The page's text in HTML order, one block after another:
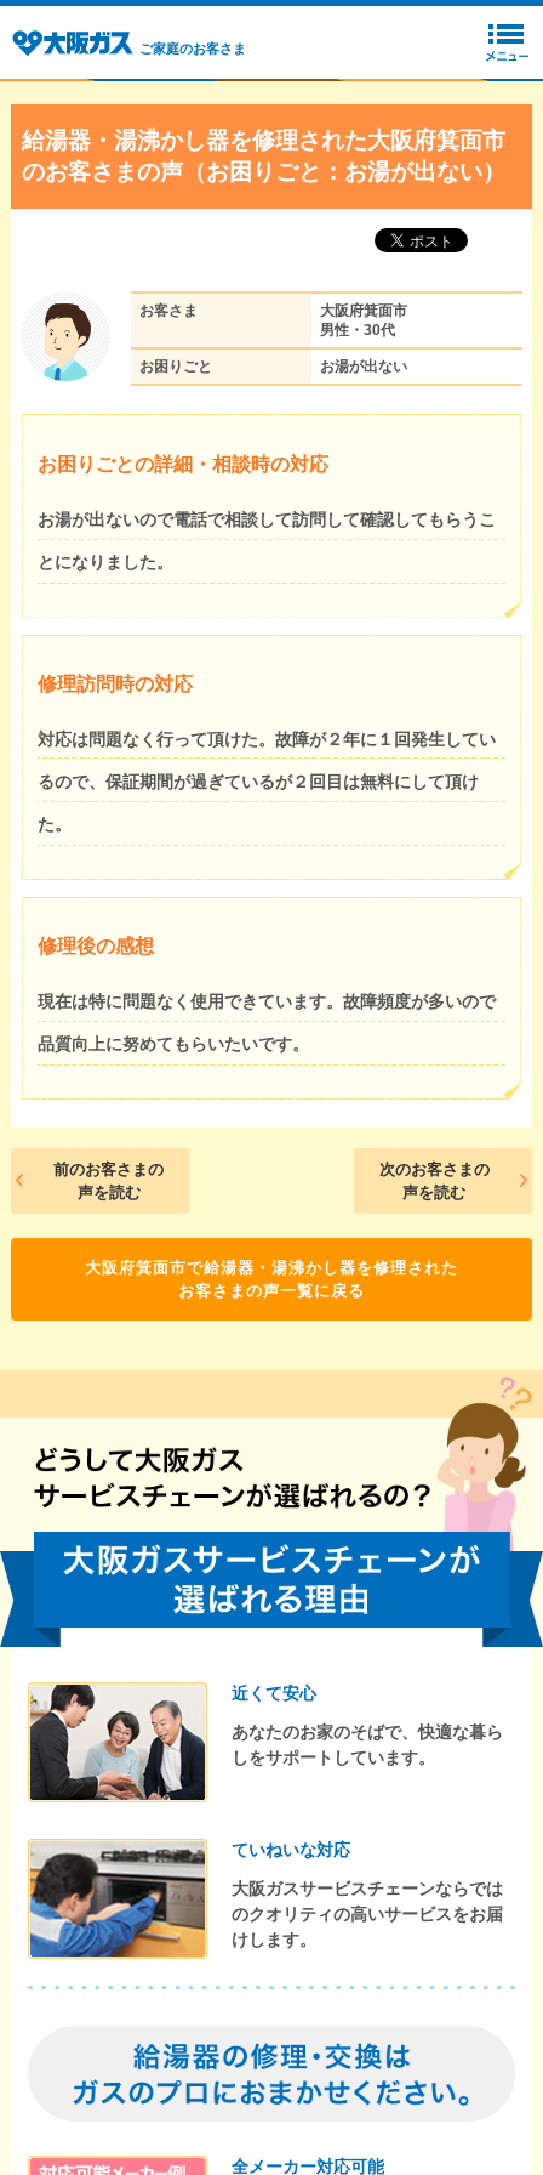
ご家庭のお客さま
給湯器・湯沸かし器を修理された大阪府箕面市
のお客さまの声（お困りごと：お湯が出ない）
お客さま
大阪府箕面市
男性・30代
お困りごと お湯が出ない
お困りごとの詳細・相談時の対応
お湯が出ないので電話で相談して訪問して確認してもらうこ
とになりました。
修理訪問時の対応
対応は問題なく行って頂けた。故障が２年に１回発生してい
るので、保証期間が過ぎているが２回目は無料にして頂け
た。
修理後の感想
現在は特に問題なく使用できています。故障頻度が多いので
品質向上に努めてもらいたいです。
前のお客さまの
声を読む
次のお客さまの
声を読む
大阪府箕面市で給湯器・湯沸かし器を修理された
お客さまの声一覧に戻る
近くて安心
あなたのお家のそばで、快適な暮ら
しをサポートしています。
ていねいな対応
大阪ガスサービスチェーンならでは
のクオリティの高いサービスをお届
けします。
全メーカー対応可能